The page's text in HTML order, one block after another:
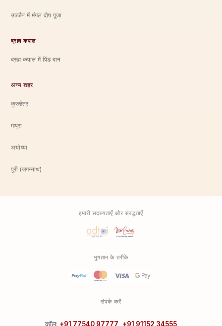
उज्जैन में मंगल दोष पूजा
ब्रह्म कपाल
ब्रह्म कपाल में पिंड दान
अन्य शहर
कुरुक्षेत्र
मथुरा
अयोध्या
पुरी (जगन्नाथ)
हमारी सदस्यताएँ और संबद्धताएँ
भुगतान के तरीके
संपर्क करें
कॉल: +91 77540 97777 +91 91152 34555